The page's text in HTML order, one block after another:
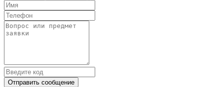
Отправить сообщение